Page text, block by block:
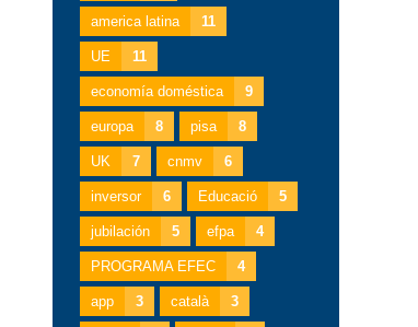
america latina 11
UE 11
economía doméstica 9
europa 8 pisa 8
UK 7 cnmv 6
inversor 6 Educació 5
jubilación 5 efpa 4
PROGRAMA EFEC 4
app 3 català 3